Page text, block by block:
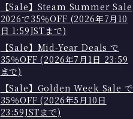
【Sale】Steam Summer Sale
2026で35％OFF (2026年7月10
日 1:59JSTまで)
【Sale】Mid-Year Deals で
35％OFF (2026年7月1日 23:59
まで)
【Sale】Golden Week Sale で
35％OFF (2026年5月10日
23:59JSTまで)